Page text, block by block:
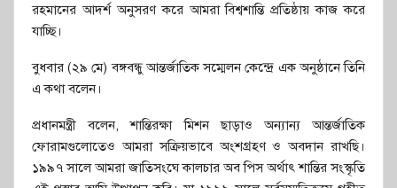
রহমানের আদর্শ অনুসরণ করে আমরা বিশ্বশান্তি প্রতিষ্ঠায় কাজ করে
যাচ্ছি।
বুধবার (২৯ মে) বঙ্গবন্ধু আন্তর্জাতিক সম্মেলন কেন্দ্রে এক অনুষ্ঠানে তিনি
এ কথা বলেন।
প্রধানমন্ত্রী বলেন, শান্তিরক্ষা মিশন ছাড়াও অন্যান্য আন্তর্জাতিক
ফোরামগুলোতেও আমরা সক্রিয়ভাবে অংশগ্রহণ ও অবদান রাখছি।
১৯৯৭ সালে আমরা জাতিসংঘে কালচার অব পিস অর্থাৎ শান্তির সংস্কৃতি